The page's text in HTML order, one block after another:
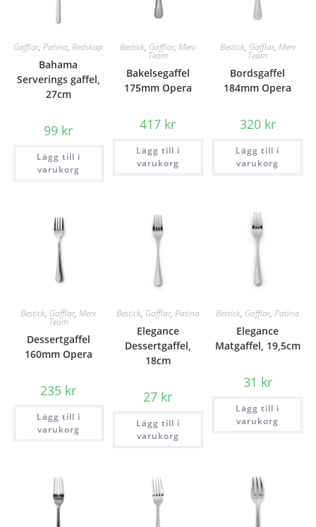
Gafflar,Patina,Redskap
Bahama
Serverings gaffel,
27cm
99 kr
Lägg till i
varukorg
Bestick, Gafflar,Merx
Team
Bakelsegaffel
175mm Opera
417 kr
Lägg till i
varukorg
Bestick, Gafflar, Merx
Team
Bordsgaffel
184mm Opera
320 kr
Lägg till i
varukorg
Bestick, Gafflar,Merx
Team
Dessertgaffel
160mm Opera
235 kr
Lägg till i
varukorg
Bestick, Gafflar, Patina
Elegance
Dessertgaffel,
18cm
27 kr
Lägg till i
varukorg
Bestick, Gafflar,Patina
Elegance
Matgaffel, 19,5cm
31 kr
Lägg till i
varukorg